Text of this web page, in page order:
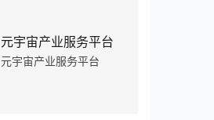
元宇宙产业服务平台
元宇宙产业服务平台